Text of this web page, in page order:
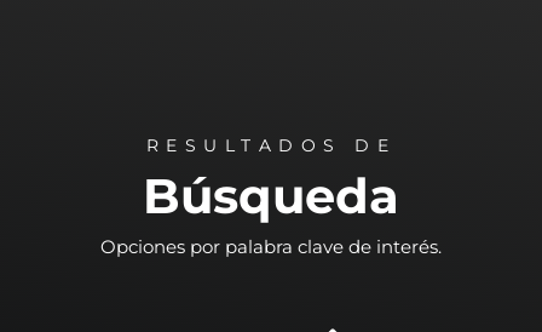
RESULTADOS DE
Búsqueda
Opciones por palabra clave de interés.